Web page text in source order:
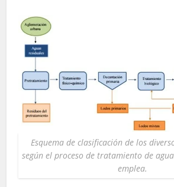
Esquema de clasificación de los
según el proceso de tratamiento de
emplea.